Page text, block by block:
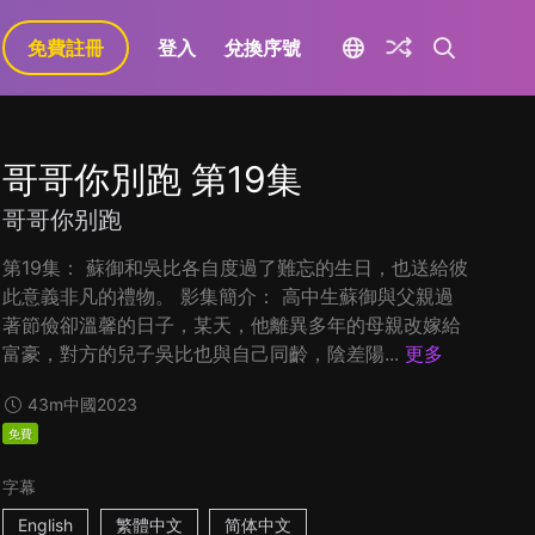
免費註冊 登入 兌換序號
哥哥你別跑 第19集
哥哥你别跑
第19集： 蘇御和吳比各自度過了難忘的生日，也送給彼
此意義非凡的禮物。 影集簡介： 高中生蘇御與父親過
著節儉卻溫馨的日子，某天，他離異多年的母親改嫁給
富豪，對方的兒子吳比也與自己同齡，陰差陽... 更多
43m中國2023
免費
字幕
English
繁體中文 简体中文